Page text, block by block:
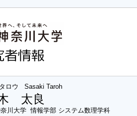
ロウ Sasaki Taroh
太良
川大学 情報学部 システム数理学科